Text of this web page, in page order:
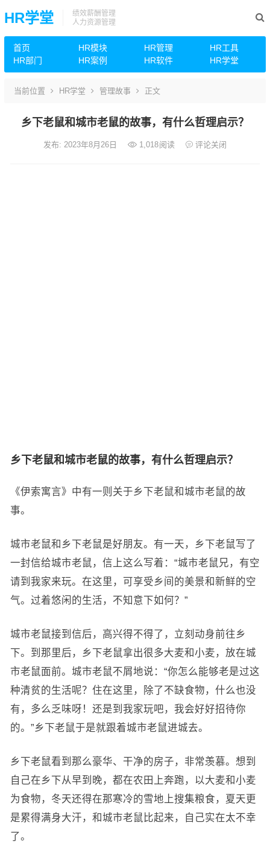
HR学堂
绩效薪酬管理
人力资源管理
首页 HR模块 HR管理
HR工具
HR部门
HR案例 HR软件 HR学堂
当前位置 HR学堂 管理故事 正文
乡下老鼠和城市老鼠的故事，有什么哲理启示？
发布: 2023年8月26日 1,018阅读 评论关闭
乡下老鼠和城市老鼠的故事，有什么哲理启示？
《伊索寓言》中有一则关于乡下老鼠和城市老鼠的故
事。
城市老鼠和乡下老鼠是好朋友。有一天，乡下老鼠写了
一封信给城市老鼠，信上这么写着：“城市老鼠兄，有空
请到我家来玩。在这里，可享受乡间的美景和新鲜的空
气。过着悠闲的生活，不知意下如何？”
城市老鼠接到信后，高兴得不得了，立刻动身前往乡
下。到那里后，乡下老鼠拿出很多大麦和小麦，放在城
市老鼠面前。城市老鼠不屑地说：“你怎么能够老是过这
种清贫的生活呢？住在这里，除了不缺食物，什么也没
有，多么乏味呀！还是到我家玩吧，我会好好招待你
的。”乡下老鼠于是就跟着城市老鼠进城去。
乡下老鼠看到那么豪华、干净的房子，非常羡慕。想到
自己在乡下从早到晚，都在农田上奔跑，以大麦和小麦
为食物，冬天还得在那寒冷的雪地上搜集粮食，夏天更
是累得满身大汗，和城市老鼠比起来，自己实在太不幸
了。